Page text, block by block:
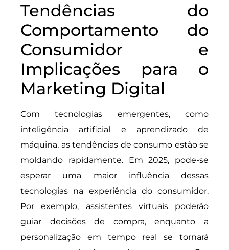
Tendências do
Comportamento do
Consumidor e
Implicações para o
Marketing Digital
Com tecnologias emergentes, como
inteligência artificial e aprendizado de
máquina, as tendências de consumo estão se
moldando rapidamente. Em 2025, pode-se
esperar uma maior influência dessas
tecnologias na experiência do consumidor.
Por exemplo, assistentes virtuais poderão
guiar decisões de compra, enquanto a
personalização em tempo real se tornará